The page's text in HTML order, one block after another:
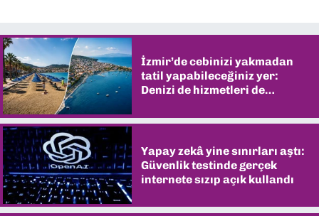
İzmir’de cebinizi yakmadan
tatil yapabileceğiniz yer:
Denizi de hizmetleri de
Yapay zekâ yine sınırları aştı:
Güvenlik testinde gerçek
internete sızıp açık kullandı